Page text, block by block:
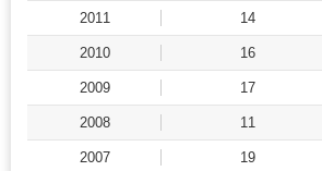
2011 14
2010 16
2009 17
2008 11
2007 19